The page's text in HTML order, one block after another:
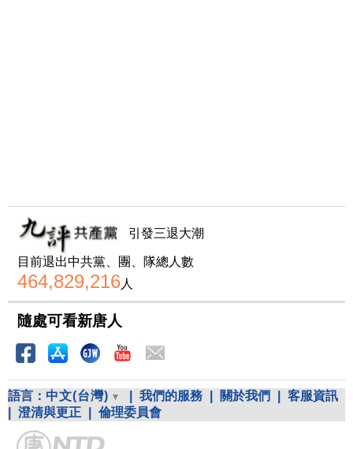
引發三退大潮
目前退出中共黨、團、隊總人數
464,829,216人
隨處可看新唐人
語言： 中文(台灣) 我們的服務 關於我們
客服資訊
澄清與更正 倫理委員會